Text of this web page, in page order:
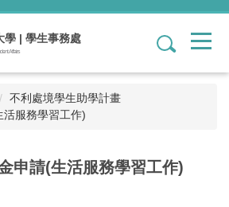
學 | 學生事務處
Affairs
1
不利處境學生助學計畫
服務學習工作)
申請(生活服務學習工作)